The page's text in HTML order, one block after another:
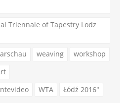
Triennale of Tapestry Lodz
weaving
workshop
WTA Łódź 2016"